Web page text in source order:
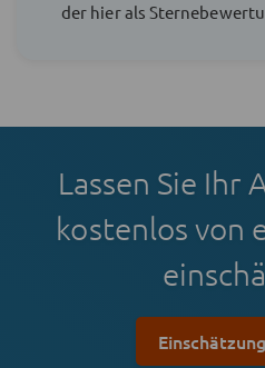
der hier als
Lassen Sie Ihr
kostenlos von